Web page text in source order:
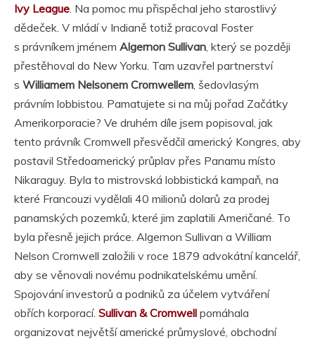
Ivy League . Na pomoc mu přispěchal jeho starostlivý
dědeček. V mládí v Indianě totiž pracoval Foster
s právníkem jménem Algernon Sullivan , který se později
přestěhoval do New Yorku. Tam uzavřel partnerství
s Williamem Nelsonem Cromwellem , šedovlasým
právním lobbistou. Pamatujete si na můj pořad Začátky
Amerikorporacie? Ve druhém díle jsem popisoval, jak
tento právník Cromwell přesvědčil americký Kongres, aby
postavil Středoamerický průplav přes Panamu místo
Nikaraguy. Byla to mistrovská lobbistická kampaň, na
které Francouzi vydělali 40 milionů dolarů za prodej
panamských pozemků, které jim zaplatili Američané. To
byla přesně jejich práce. Algernon Sullivan a William
Nelson Cromwell založili v roce 1879 advokátní kancelář,
aby se věnovali novému podnikatelskému umění.
Spojování investorů a podniků za účelem vytváření
obřích korporací. Sullivan & Cromwell pomáhala
organizovat největší americké průmyslové, obchodní